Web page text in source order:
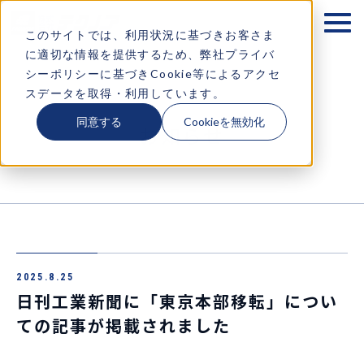
このサイトでは、利用状況に基づきお客さま
に適切な情報を提供するため、弊社プライバ
シーポリシーに基づきCookie等によるアクセ
スデータを取得・利用しています。
同意する Cookieを無効化
企業情報
ソリューション
お知らせ
お問い合わせ
お知らせ
2025.8.25
日刊工業新聞に「東京本部移転」につい
ての記事が掲載されました